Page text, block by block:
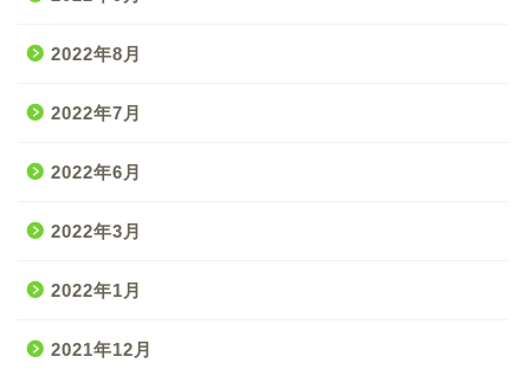
2022年8月
2022年7月
2022年6月
2022年3月
2022年1月
2021年12月